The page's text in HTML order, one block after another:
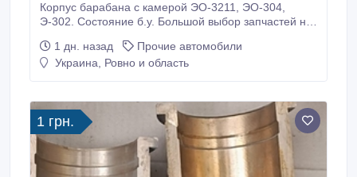
Корпус барабана с камерой ЭО-3211, ЭО-304,
Э-302. Состояние б.у. Большой выбор запчастей на
1 дн. назад
Прочие автомобили
Украина, Ровно и область
1 грн.